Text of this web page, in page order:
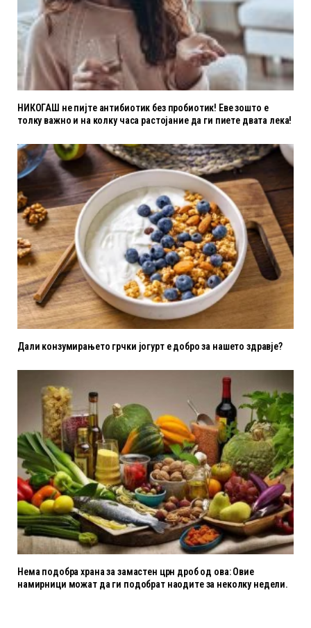
НИКОГАШ не пијте антибиотик без пробиотик! Еве зошто е
толку важно и на колку часа растојание да ги пиете двата лека!
Дали конзумирањето грчки јогурт е добро за нашето здравје?
Нема подобра храна за замастен црн дроб од ова: Овие
намирници можат да ги подобрат наодите за неколку недели.